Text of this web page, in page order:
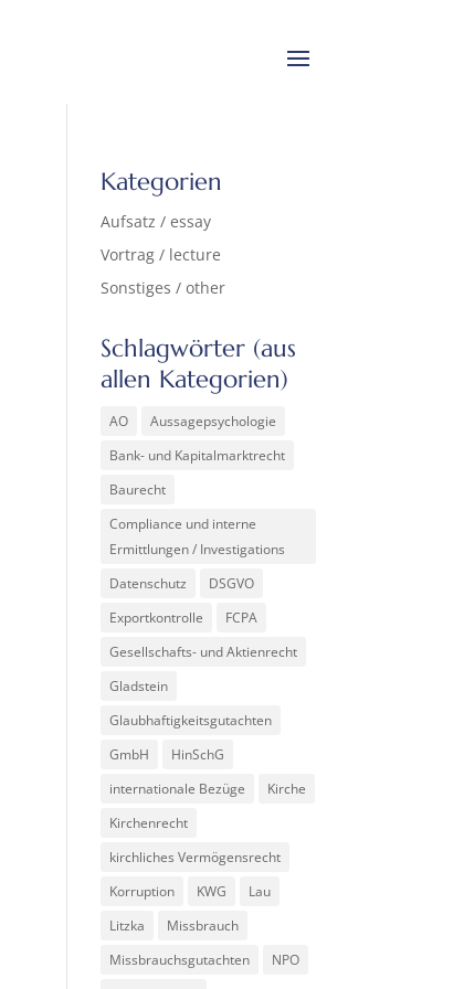
Kategorien
Aufsatz / essay
Vortrag / lecture
Sonstiges / other
Schlagwörter (aus
allen Kategorien)
AO
Aussagepsychologie
Bank- und Kapitalmarktrecht
Baurecht
Compliance und interne
Ermittlungen / Investigations
Datenschutz
DSGVO
Exportkontrolle
FCPA
Gesellschafts- und Aktienrecht
Gladstein
Glaubhaftigkeitsgutachten
GmbH
HinSchG
internationale Bezüge
Kirche
Kirchenrecht
kirchliches Vermögensrecht
Korruption
KWG
Lau
Litzka
Missbrauch
Missbrauchsgutachten
NPO